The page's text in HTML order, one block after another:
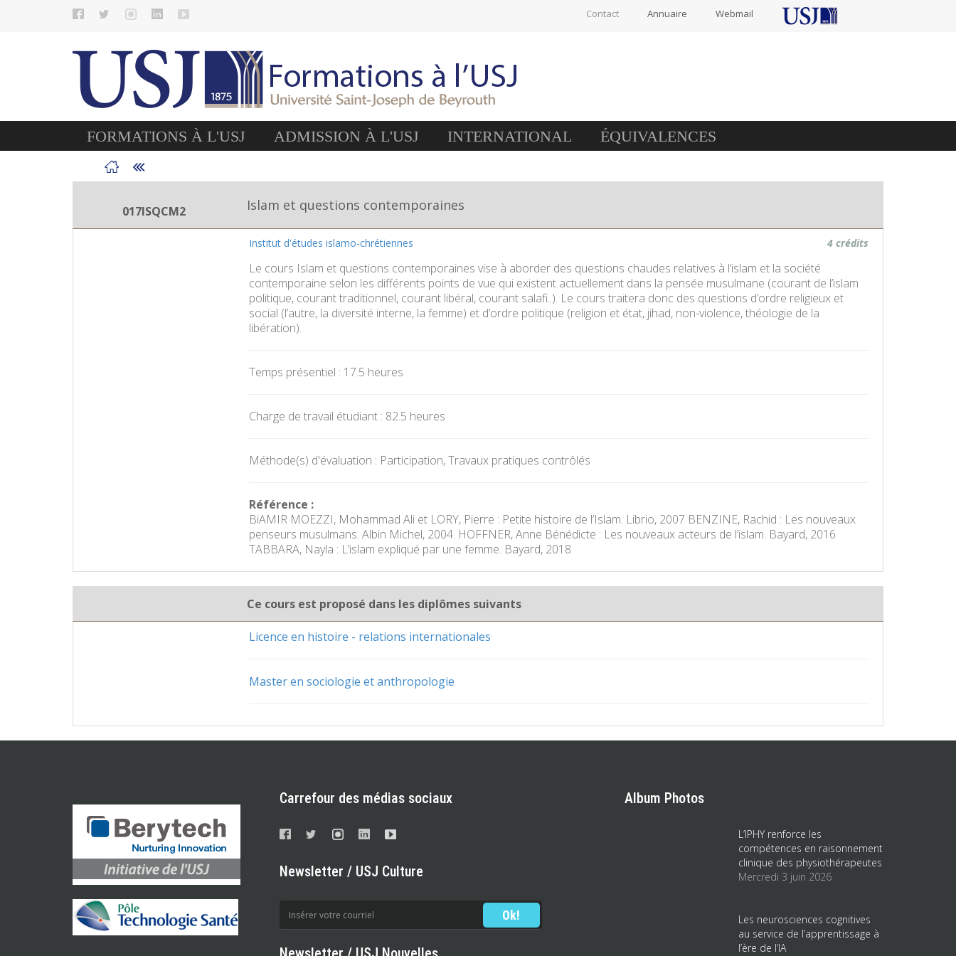
Contact Annuaire Webmail
FORMATIONS À L'USJ ADMISSION À L'USJ INTERNATIONAL ÉQUIVALENCES
017ISQCM2 Islam et questions contemporaines
Institut d'études islamo-chrétiennes 4 crédits
Le cours Islam et questions contemporaines vise à aborder des questions chaudes relatives à l’islam et la société
contemporaine selon les différents points de vue qui existent actuellement dans la pensée musulmane (courant de l’islam
politique, courant traditionnel, courant libéral, courant salafi..). Le cours traitera donc des questions d’ordre religieux et
social (l’autre, la diversité interne, la femme) et d’ordre politique (religion et état, jihad, non-violence, théologie de la
libération).
Temps présentiel : 17.5 heures
Charge de travail étudiant : 82.5 heures
Méthode(s) d'évaluation : Participation, Travaux pratiques contrôlés
Référence :
BiAMIR MOEZZI, Mohammad Ali et LORY, Pierre : Petite histoire de l’Islam. Librio, 2007 BENZINE, Rachid : Les nouveaux
penseurs musulmans. Albin Michel, 2004. HOFFNER, Anne Bénédicte : Les nouveaux acteurs de l’islam. Bayard, 2016
TABBARA, Nayla : L’islam expliqué par une femme. Bayard, 2018
Ce cours est proposé dans les diplômes suivants
Licence en histoire - relations internationales
Master en sociologie et anthropologie
Carrefour des médias sociaux
Newsletter / USJ Culture
Album Photos
L’IPHY renforce les
compétences en raisonnement
clinique des physiothérapeutes
Mercredi 3 juin 2026
Les neurosciences cognitives
au service de l’apprentissage à
l’ère de l’IA